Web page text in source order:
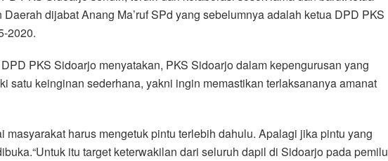
dijabat Anang Ma’ruf SPd yang sebelumnya adalah ketua DPD PKS
2020.
PKS Sidoarjo menyatakan, PKS Sidoarjo dalam kepengurusan yang
satu keinginan sederhana, yakni ingin memastikan terlaksananya amanat
masyarakat harus mengetuk pintu terlebih dahulu. Apalagi jika pintu yang
itu target keterwakilan dari seluruh dapil di Sidoarjo pada pemilu